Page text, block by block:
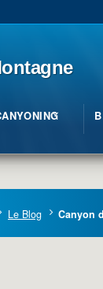
Le Blog Canyon